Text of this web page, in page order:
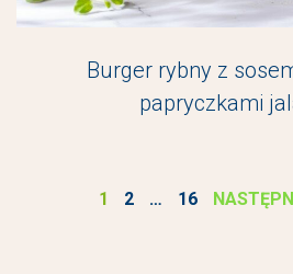
Burger rybny z
papryczkami
Stronicowanie
1 2 … 16